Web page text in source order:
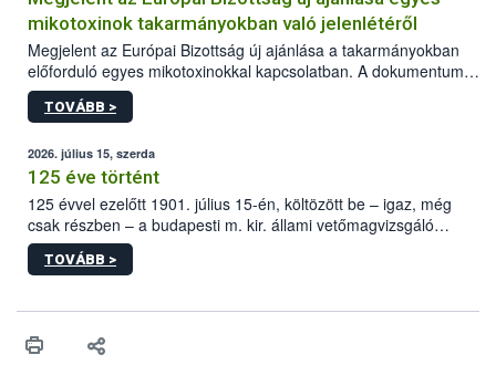
mikotoxinok takarmányokban való jelenlétéről
Megjelent az Európai Bizottság új ajánlása a takarmányokban
előforduló egyes mikotoxinokkal kapcsolatban. A dokumentum
2027-től új irányértékek alkalmazását írja elő, és a jelenleg
hatályos uniós ajánlások helyébe lép.
TOVÁBB >
2026. július 15, szerda
125 éve történt
125 évvel ezelőtt 1901. július 15-én, költözött be – igaz, még
csak részben – a budapesti m. kir. állami vetőmagvizsgáló
állomás a Kis Rókus utca 15. szám alatti, Czigler Győző által
tervezett új épületébe.
TOVÁBB >